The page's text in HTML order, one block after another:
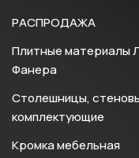
РАСПРОДАЖА
Плитные
Фанера
Столешницы,
комплектующие
Кромка мебельная